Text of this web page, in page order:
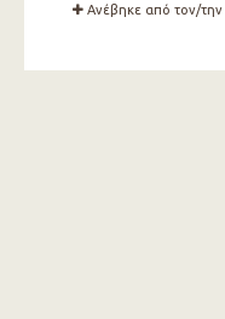
Ανέβηκε από τον/την